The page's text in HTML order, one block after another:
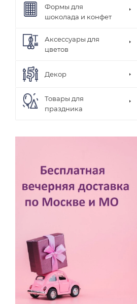
Формы для
шоколада и конфет
Аксессуары для
цветов
Декор
Товары для
праздника